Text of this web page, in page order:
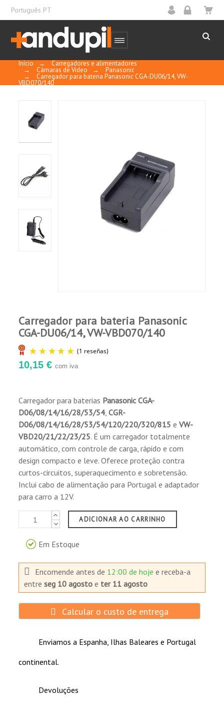
Português PT
Início → Carregadores e alimentadores
→ Cámaras de Video → Panasonic
→ Carregador para bateria Panasonic CGA-DU06/14, VW-
VBD070/140
Carregador para bateria Panasonic
CGA-DU06/14, VW-VBD070/140
(1 reseñas)
10,15 € com iva
Carregador para baterias Panasonic CGA-
D06/08/14/16/28/53/54,CGR-
D06/08/14/16/28/53/54/120/220/320/815 eVW-
VBD20/21/22/23/25. É um carregador totalmente
automático, com controle de carga, rápido e com
design compacto e leve. Oferece proteção contra
curtos-circuitos, superaquecimento e sobretensão.
Inclui cabo de alimentação para Portugal e adaptador
para carro a 12V.
ADICIONAR AO CARRINHO
Em Estoque
Encomende antes de 12:00 de hojee receba-a
entreseg 10 agosto e ter 11 agosto
Calcular o custo de entrega
Enviamos a Espanha, Ilhas Baleares e Portugal
continental.
Devoluções
Basado en 1 reseñas
Ordenar porfecha descendente
Comprador Verificado